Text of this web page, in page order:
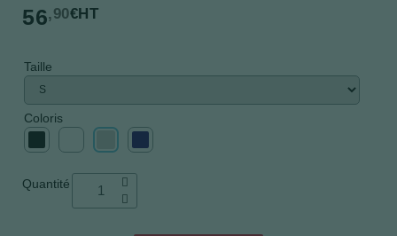
56,90€HT
Taille
Coloris
Quantité